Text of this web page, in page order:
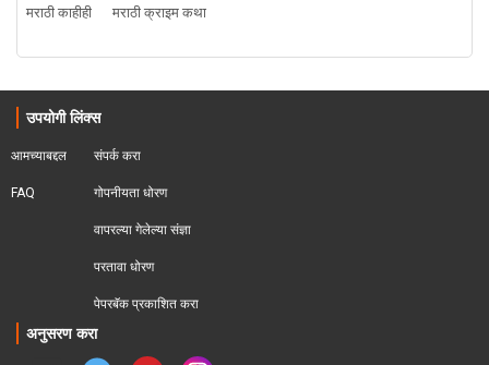
मराठी काहीही
मराठी क्राइम कथा
उपयोगी लिंक्स
आमच्याबद्दल
FAQ
संपर्क करा
गोपनीयता धोरण
वापरल्या गेलेल्या संज्ञा
परतावा धोरण
पेपरबॅक प्रकाशित करा
अनुसरण करा